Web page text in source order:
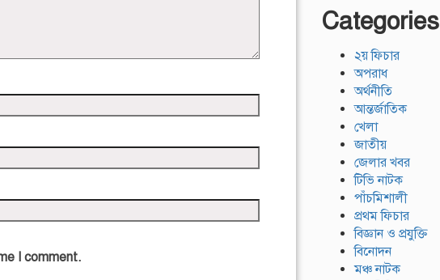
I comment.
Categories
২য় ফিচার
অপরাধ
অর্থনীতি
আন্তর্জাতিক
খেলা
জাতীয়
জেলার খবর
টিভি নাটক
পাঁচমিশালী
প্রথম ফিচার
বিজ্ঞান ও প্রযুক্তি
বিনোদন
মঞ্চ নাটক